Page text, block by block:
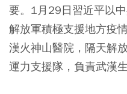
要。1月29日習近平以
解放軍積極支援地方疫
漢火神山醫院，隔天解
運力支援隊，負責武漢